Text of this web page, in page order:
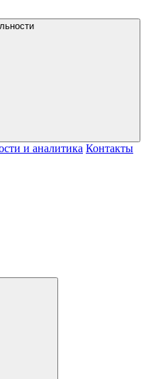
и аналитика Контакты